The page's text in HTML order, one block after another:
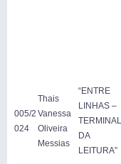
005/2
024
Thais
Vanessa
Oliveira
Messias
“ENTRE
LINHAS –
TERMINAL
DA
LEITURA”